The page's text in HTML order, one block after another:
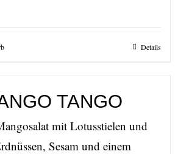
Details
TANGO
mit Lotusstielen und
Sesam und einem